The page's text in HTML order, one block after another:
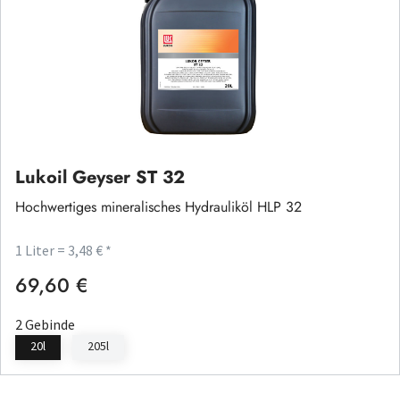
Lukoil Geyser ST 32
Hochwertiges mineralisches Hydrauliköl HLP 32
1 Liter = 3,48 € *
Regulärer Preis:
69,60 €
2 Gebinde
20l 205l